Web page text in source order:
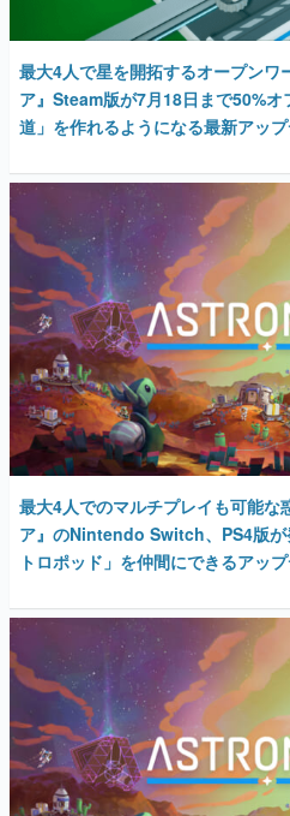
運営：株式会社マレ
最大4人で星を開拓するオープンワ
ア』Steam版が7月18日まで50%
道」を作れるようになる最新アッ
最大4人でのマルチプレイも可能な
ア』のNintendo Switch、PS4版が
トロポッド」を仲間にできるアッ